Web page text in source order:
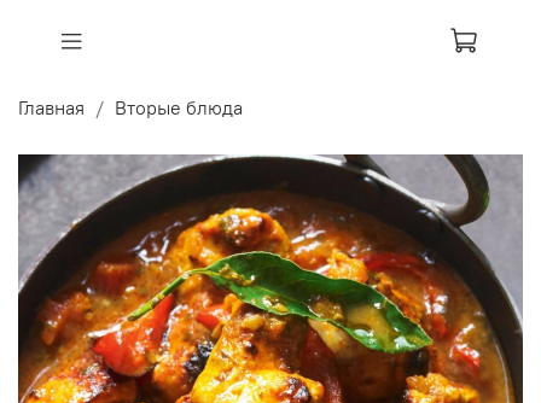
Главная Вторые блюда